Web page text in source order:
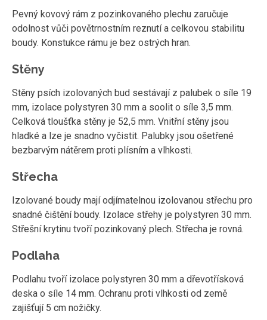
Pevný kovový rám z pozinkovaného plechu zaručuje
odolnost vůči povětrnostním reznutí a celkovou stabilitu
boudy. Konstukce rámu je bez ostrých hran.
Stěny
Stěny psích izolovaných bud sestávají z palubek o síle 19
mm, izolace polystyren 30 mm a soolit o síle 3,5 mm.
Celková tloušťka stěny je 52,5 mm. Vnitřní stěny jsou
hladké a lze je snadno vyčistit. Palubky jsou ošetřené
bezbarvým nátěrem proti plísním a vlhkosti.
Střecha
Izolované boudy mají odjímatelnou izolovanou střechu pro
snadné čištění boudy. Izolace střehy je polystyren 30 mm.
Střešní krytinu tvoří pozinkovaný plech. Střecha je rovná.
Podlaha
Podlahu tvoří izolace polystyren 30 mm a dřevotřísková
deska o síle 14 mm. Ochranu proti vlhkosti od země
zajišťují 5 cm nožičky.